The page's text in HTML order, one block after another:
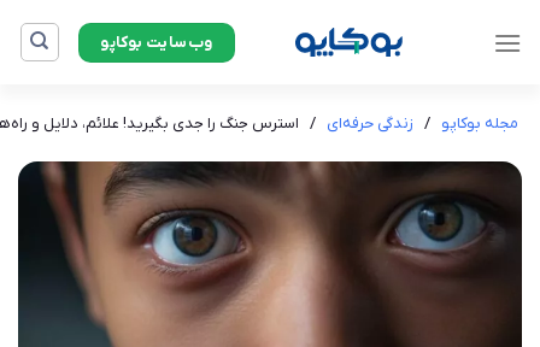
وب‌سایت بوکاپو
مجله بوکاپو / زندگی حرفه‌ای / استرس جنگ را جدی بگیرید! علائم، دلایل و